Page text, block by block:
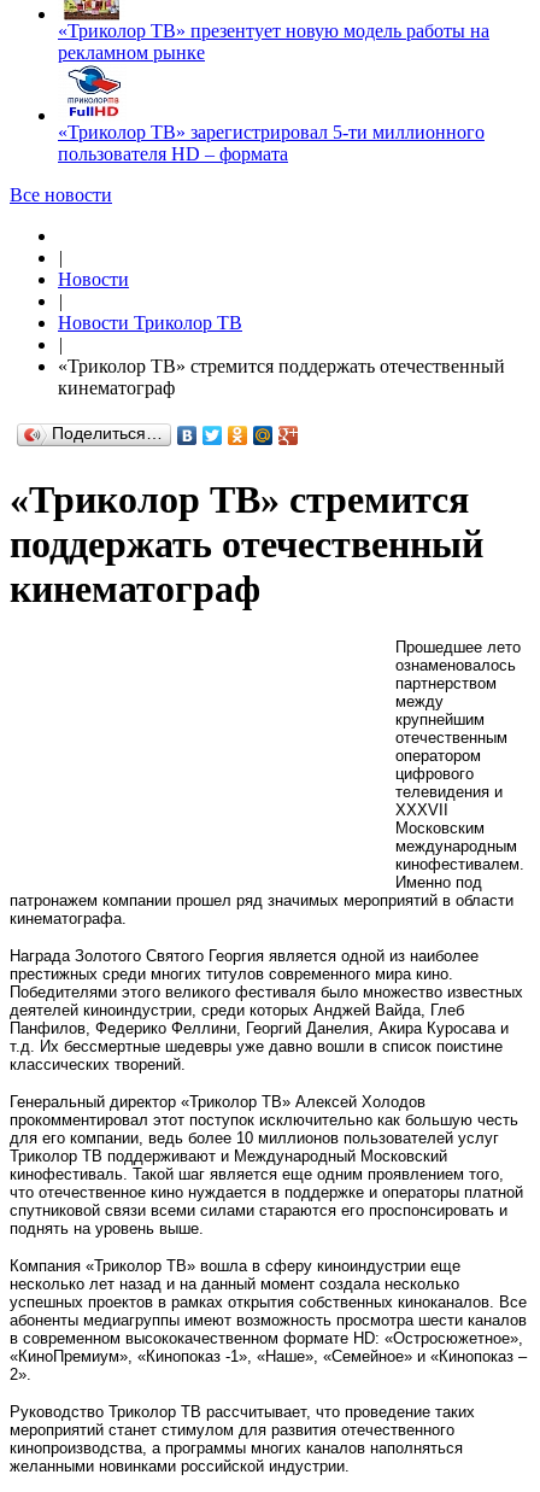
«Триколор ТВ» презентует новую модель работы на
рекламном рынке
«Триколор ТВ» зарегистрировал 5-ти миллионного
пользователя HD – формата
Все новости
|
Новости
|
Новости Триколор ТВ
|
«Триколор ТВ» стремится поддержать отечественный
кинематограф
Поделиться…
«Триколор ТВ» стремится
поддержать отечественный
кинематограф
Прошедшее лето
ознаменовалось
партнерством
между
крупнейшим
отечественным
оператором
цифрового
телевидения и
XXXVII
Московским
международным
кинофестивалем.
Именно под
патронажем компании прошел ряд значимых мероприятий в области
кинематографа.
Награда Золотого Святого Георгия является одной из наиболее
престижных среди многих титулов современного мира кино.
Победителями этого великого фестиваля было множество известных
деятелей киноиндустрии, среди которых Анджей Вайда, Глеб
Панфилов, Федерико Феллини, Георгий Данелия, Акира Куросава и
т.д. Их бессмертные шедевры уже давно вошли в список поистине
классических творений.
Генеральный директор «Триколор ТВ» Алексей Холодов
прокомментировал этот поступок исключительно как большую честь
для его компании, ведь более 10 миллионов пользователей услуг
Триколор ТВ поддерживают и Международный Московский
кинофестиваль. Такой шаг является еще одним проявлением того,
что отечественное кино нуждается в поддержке и операторы платной
спутниковой связи всеми силами стараются его проспонсировать и
поднять на уровень выше.
Компания «Триколор ТВ» вошла в сферу киноиндустрии еще
несколько лет назад и на данный момент создала несколько
успешных проектов в рамках открытия собственных киноканалов. Все
абоненты медиагруппы имеют возможность просмотра шести каналов
в современном высококачественном формате HD: «Остросюжетное»,
«КиноПремиум», «Кинопоказ -1», «Наше», «Семейное» и «Кинопоказ –
2».
Руководство Триколор ТВ рассчитывает, что проведение таких
мероприятий станет стимулом для развития отечественного
кинопроизводства, а программы многих каналов наполняться
желанными новинками российской индустрии.